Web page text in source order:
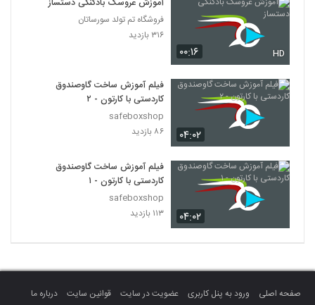
۰۰:۱۶ HD
آموزش عروسک بادکنکی دستساز
فروشگاه تم تولد سورساتان
۳۱۶ بازدید
۰۴:۰۲
فیلم آموزش ساخت گاوصندوق
کاردستی با کارتون - ۲
safeboxshop
۸۶ بازدید
۰۴:۰۲
فیلم آموزش ساخت گاوصندوق
کاردستی با کارتون - ۱
safeboxshop
۱۱۳ بازدید
صفحه اصلی ورود به پنل کاربری عضویت در سایت قوانین سایت
درباره ما